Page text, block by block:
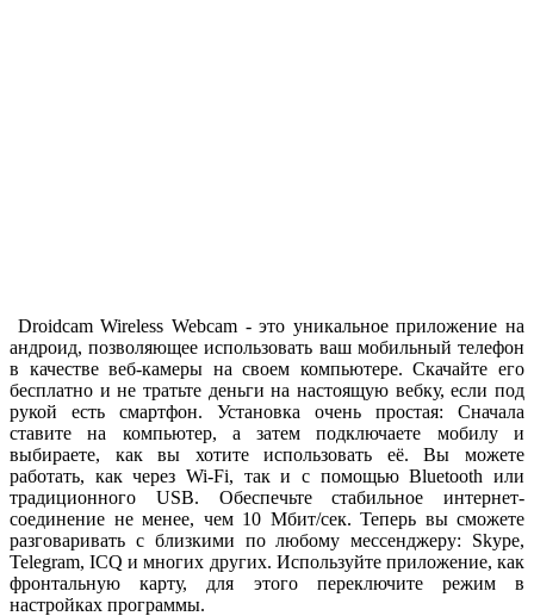
Droidcam Wireless Webcam - это уникальное приложение на
андроид, позволяющее использовать ваш мобильный телефон
в качестве веб-камеры на своем компьютере. Скачайте его
бесплатно и не тратьте деньги на настоящую вебку, если под
рукой есть смартфон. Установка очень простая: Сначала
ставите на компьютер, а затем подключаете мобилу и
выбираете, как вы хотите использовать её. Вы можете
работать, как через Wi-Fi, так и с помощью Bluetooth или
традиционного USB. Обеспечьте стабильное интернет-
соединение не менее, чем 10 Мбит/сек. Теперь вы сможете
разговаривать с близкими по любому мессенджеру: Skype,
Telegram, ICQ и многих других. Используйте приложение, как
фронтальную карту, для этого переключите режим в
настройках программы.